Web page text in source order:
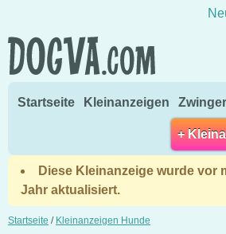
Direkt zum Inhalt
Startseite Kleinanzeigen Zwinger
+
Diese Kleinanzeige wurde vor
Jahr aktualisiert.
Startseite / Kleinanzeigen Hunde